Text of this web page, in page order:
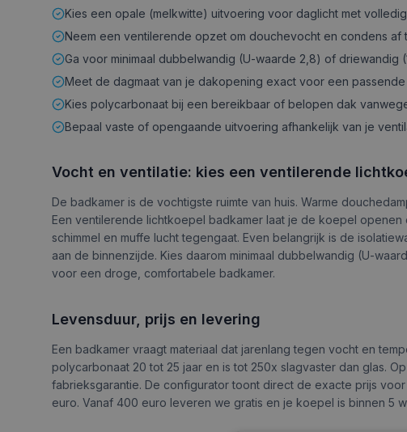
Kies een opale (melkwitte) uitvoering voor daglicht met
Neem een ventilerende opzet om douchevocht en condens af
Ga voor minimaal dubbelwandig (U-waarde 2,8) of driewandig
Meet de dagmaat van je dakopening exact voor een
Kies polycarbonaat bij een bereikbaar of belopen dak
Bepaal vaste of opengaande uitvoering afhankelijk van je
Vocht en ventilatie: kies een ventilerende
De badkamer is de vochtigste ruimte van huis. Warme
Een ventilerende lichtkoepel badkamer laat je de koepel
schimmel en muffe lucht tegengaat. Even belangrijk is de
aan de binnenzijde. Kies daarom minimaal dubbelwandig (U-
voor een droge, comfortabele badkamer.
Levensduur, prijs en levering
Een badkamer vraagt materiaal dat jarenlang tegen vocht en
polycarbonaat 20 tot 25 jaar en is tot 250x slagvaster dan glas.
fabrieksgarantie. De configurator toont direct de exacte prijs
euro. Vanaf 400 euro leveren we gratis en je koepel is binnen 5